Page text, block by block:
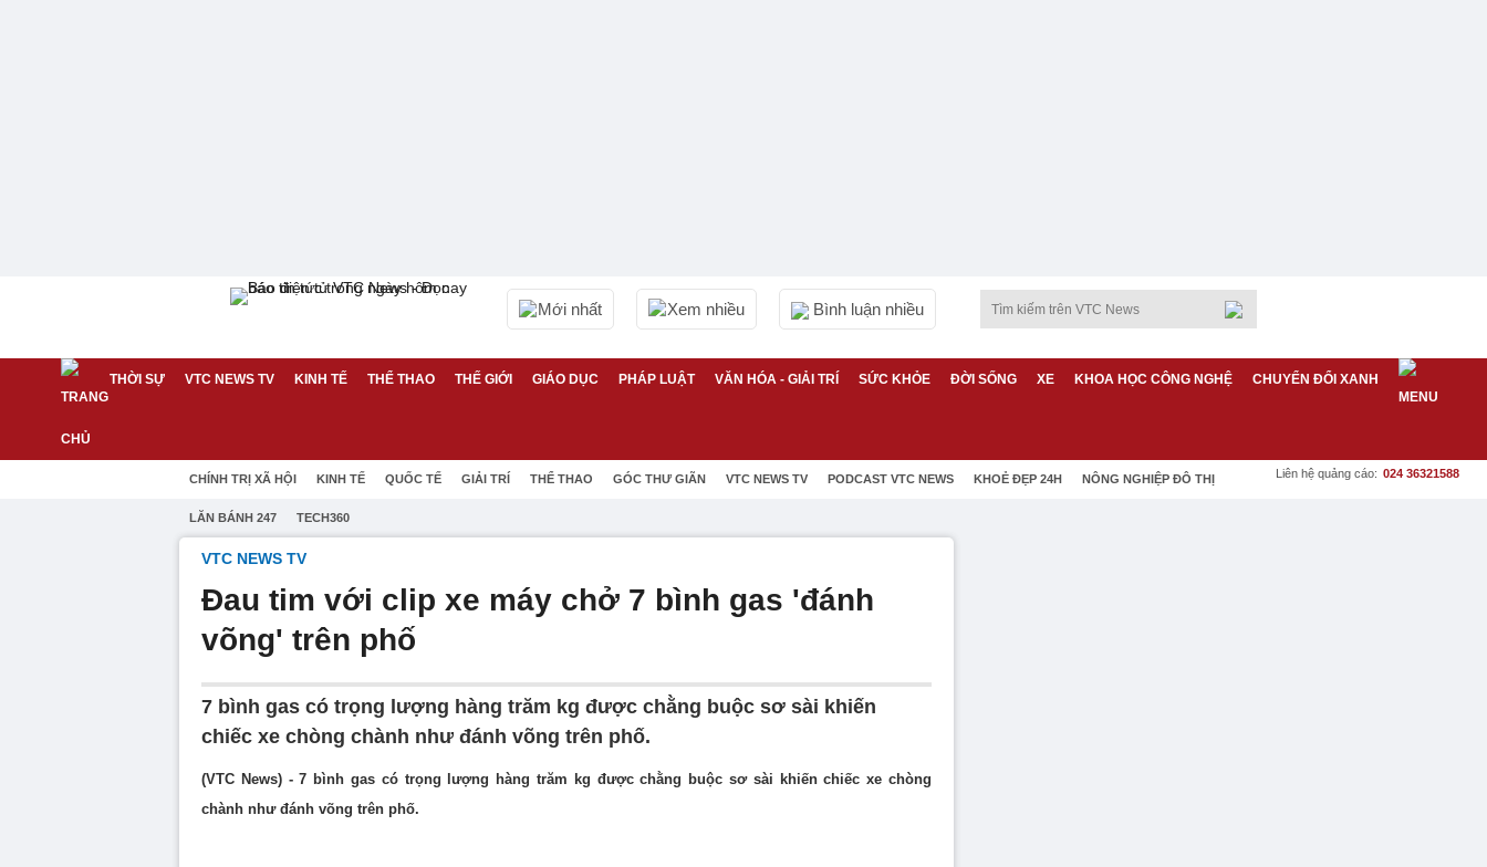
Mới nhất Xem nhiều Bình luận nhiều
THỜI SỰ VTC NEWS TV KINH TẾ THỂ THAO THẾ GIỚI GIÁO DỤC PHÁP LUẬT VĂN HÓA - GIẢI TRÍ SỨC KHỎE ĐỜI SỐNG XE KHOA HỌC CÔNG NGHỆ CHUYỂN ĐỔI XANH
CHÍNH TRỊ XÃ HỘI KINH TẾ QUỐC TẾ GIẢI TRÍ THỂ THAO GÓC THƯ GIÃN VTC NEWS TV PODCAST VTC NEWS KHOẺ ĐẸP 24H NÔNG NGHIỆP ĐÔ THỊ
LĂN BÁNH 247 TECH360
Liên hệ quảng cáo: 024 36321588
VTC NEWS TV
Đau tim với clip xe máy chở 7 bình gas 'đánh
võng' trên phố
7 bình gas có trọng lượng hàng trăm kg được chằng buộc sơ sài khiến
chiếc xe chòng chành như đánh võng trên phố.
(VTC News) - 7 bình gas có trọng lượng hàng trăm kg được chằng buộc sơ sài khiến chiếc xe chòng
chành như đánh võng trên phố.